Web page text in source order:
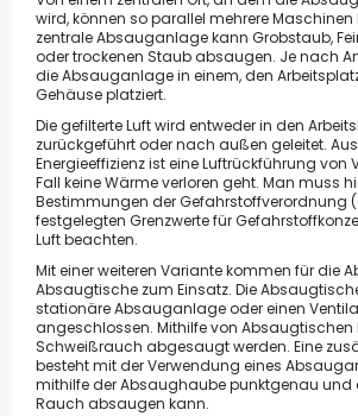
wird, können so parallel mehrere Maschinen
zentrale Absauganlage kann Grobstaub,
oder trockenen Staub absaugen. Je nach
die Absauganlage in einem, den
Gehäuse platziert.
Die gefilterte Luft wird entweder in den
zurückgeführt oder nach außen geleitet.
Energieeffizienz ist eine Luftrückführung von
Fall keine Wärme verloren geht. Man muss
Bestimmungen derGefahrstoffverordnung
festgelegten Grenzwerte für
Luft beachten.
Mit einer weiteren Variante kommen für die
Absaugtische zum Einsatz. Die
stationäre Absauganlage oder einen
angeschlossen. Mithilfe von Absaugtischen
Schweißrauch abgesaugt werden. Eine
besteht mit der Verwendung eines
mithilfe der Absaughaube punktgenau und
Rauch absaugen kann.